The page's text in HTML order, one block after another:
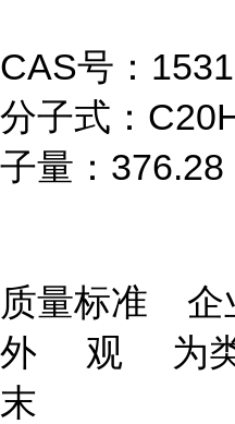
CAS号：
分子式：
子量：376.28
质量标准 企
外 观 为类
末